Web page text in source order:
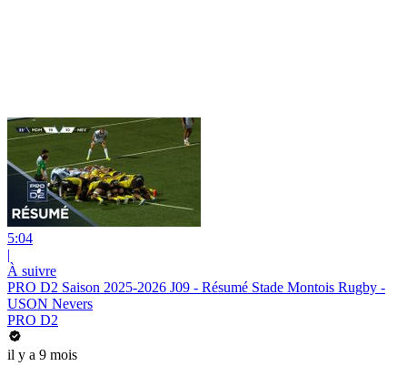
5:04
|
À suivre
PRO D2 Saison 2025-2026 J09 - Résumé Stade Montois Rugby -
USON Nevers
PRO D2
il y a 9 mois